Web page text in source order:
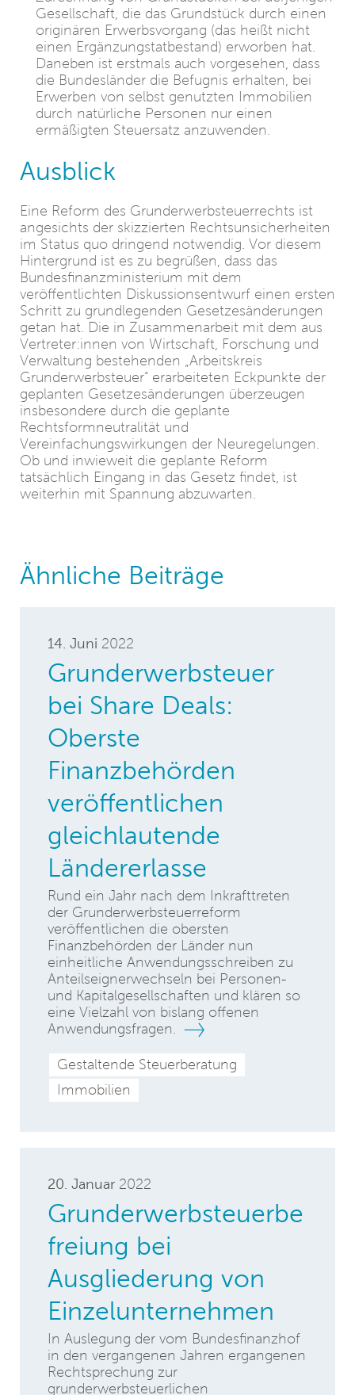
Gesellschaft, die das Grundstück durch einen
originären Erwerbsvorgang (das heißt nicht
einen Ergänzungstatbestand) erworben hat.
Daneben ist erstmals auch vorgesehen, dass
die Bundesländer die Befugnis erhalten, bei
Erwerben von selbst genutzten Immobilien
durch natürliche Personen nur einen
ermäßigten Steuersatz anzuwenden.
Ausblick
Eine Reform des Grunderwerbsteuerrechts ist
angesichts der skizzierten Rechtsunsicherheiten
im Status quo dringend notwendig. Vor diesem
Hintergrund ist es zu begrüßen, dass das
Bundesfinanzministerium mit dem
veröffentlichten Diskussionsentwurf einen ersten
Schritt zu grundlegenden Gesetzesänderungen
getan hat. Die in Zusammenarbeit mit dem aus
Vertreter:innen von Wirtschaft, Forschung und
Verwaltung bestehenden „Arbeitskreis
Grunderwerbsteuer“ erarbeiteten Eckpunkte der
geplanten Gesetzesänderungen überzeugen
insbesondere durch die geplante
Rechtsformneutralität und
Vereinfachungswirkungen der Neuregelungen.
Ob und inwieweit die geplante Reform
tatsächlich Eingang in das Gesetz findet, ist
weiterhin mit Spannung abzuwarten.
Ähnliche Beiträge
14. Juni 2022
Grunderwerbsteuer
bei Share Deals:
Oberste
Finanzbehörden
veröffentlichen
gleichlautende
Ländererlasse
Rund ein Jahr nach dem Inkrafttreten
der Grunderwerbsteuerreform
veröffentlichen die obersten
Finanzbehörden der Länder nun
einheitliche Anwendungsschreiben zu
Anteilseignerwechseln bei Personen-
und Kapitalgesellschaften und klären so
eine Vielzahl von bislang offenen
Anwendungsfragen.
Gestaltende Steuerberatung
Immobilien
20. Januar 2022
Grunderwerbsteuerbe
freiung bei
Ausgliederung von
Einzelunternehmen
In Auslegung der vom Bundesfinanzhof
in den vergangenen Jahren ergangenen
Rechtsprechung zur
grunderwerbsteuerlichen